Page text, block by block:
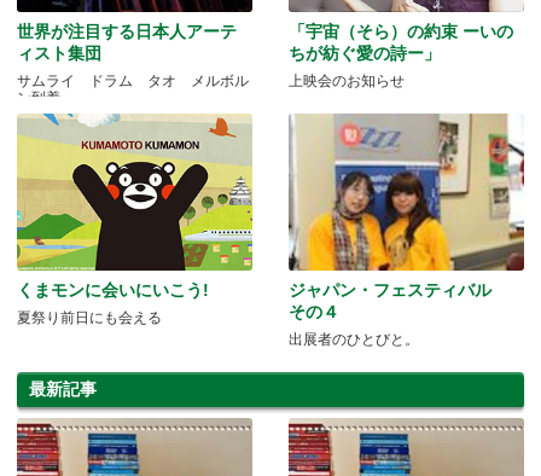
世界が注目する日本人アーテ
ィスト集団
サムライ ドラム タオ メルボル
ン到着
「宇宙（そら）の約束 ーいの
ちが紡ぐ愛の詩ー」
上映会のお知らせ
くまモンに会いにいこう!
夏祭り前日にも会える
ジャパン・フェスティバル
その４
出展者のひとびと。
最新記事